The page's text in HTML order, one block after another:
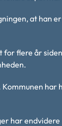
at han er
for flere år
har
har endvidere